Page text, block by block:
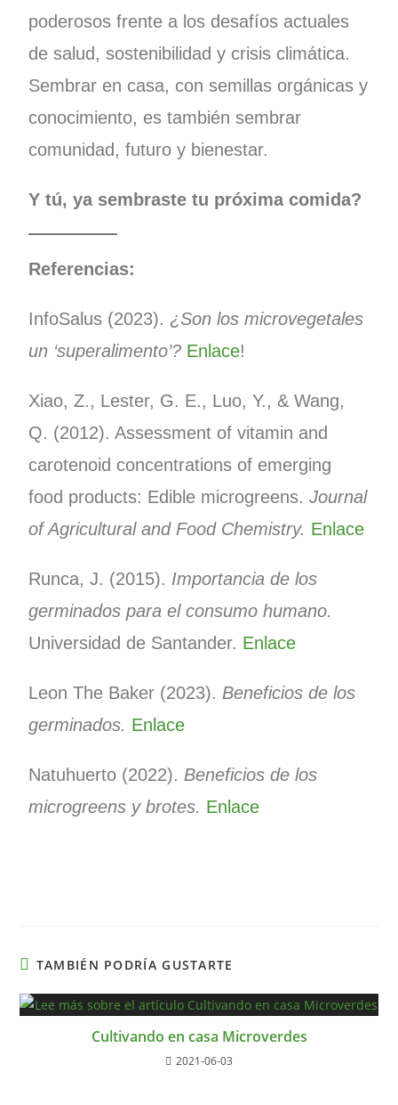
poderosos frente a los desafíos actuales
de salud, sostenibilidad y crisis climática.
Sembrar en casa, con semillas orgánicas y
conocimiento, es también sembrar
comunidad, futuro y bienestar.
Y tú, ya sembraste tu próxima comida?
Referencias:
InfoSalus (2023).¿Son los microvegetales
un ‘superalimento’? Enlace!
Xiao, Z., Lester, G. E., Luo, Y., & Wang,
Q. (2012). Assessment of vitamin and
carotenoid concentrations of emerging
food products: Edible microgreens.Journal
of Agricultural and Food Chemistry. Enlace
Runca, J. (2015). Importancia de los
germinados para el consumo humano.
Universidad de Santander. Enlace
Leon The Baker (2023). Beneficios de los
germinados. Enlace
Natuhuerto (2022). Beneficios de los
microgreens y brotes. Enlace
TAMBIÉN PODRÍA GUSTARTE
Cultivando en casa Microverdes
2021-06-03